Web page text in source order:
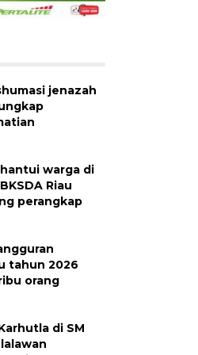
jenazah
warga di
Riau
perangkap
tahun 2026
orang
di SM